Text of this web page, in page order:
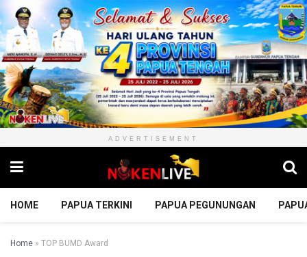
ADVERTISEMENT
HOME PAPUA TERKINI PAPUA PEGUNUNGAN
Home » TOP BUMD Award